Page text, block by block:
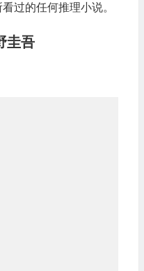
过的任何推理小说。
圭吾